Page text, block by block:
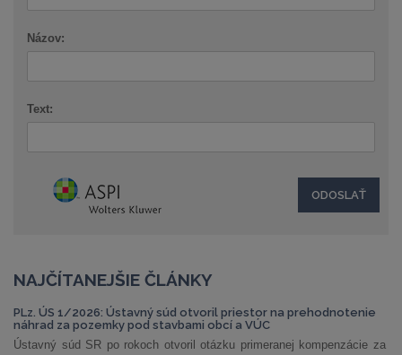
Názov:
Text:
NAJČÍTANEJŠIE ČLÁNKY
PLz. ÚS 1/2026: Ústavný súd otvoril priestor na prehodnotenie
náhrad za pozemky pod stavbami obcí a VÚC
Ústavný súd SR po rokoch otvoril otázku primeranej kompenzácie za